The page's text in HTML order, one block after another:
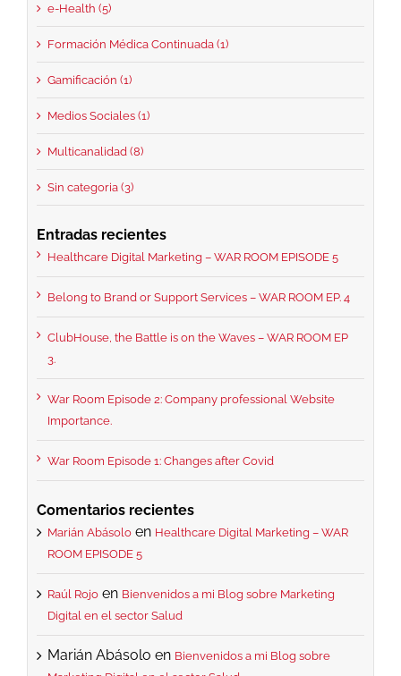
e-Health (5)
Formación Médica Continuada (1)
Gamificación (1)
Medios Sociales (1)
Multicanalidad (8)
Sin categoria (3)
Entradas recientes
Healthcare Digital Marketing – WAR ROOM EPISODE 5
Belong to Brand or Support Services – WAR ROOM EP. 4
ClubHouse, the Battle is on the Waves – WAR ROOM EP
3.
War Room Episode 2: Company professional Website
Importance.
War Room Episode 1: Changes after Covid
Comentarios recientes
Marián Abásolo en Healthcare Digital Marketing – WAR
ROOM EPISODE 5
Raúl Rojo en Bienvenidos a mi Blog sobre Marketing
Digital en el sector Salud
Marián Abásolo en Bienvenidos a mi Blog sobre